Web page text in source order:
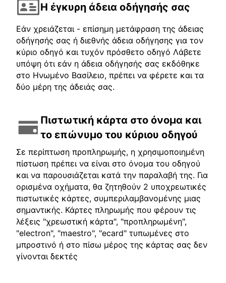
Η έγκυρη άδεια οδήγησής σας
Εάν χρειάζεται - επίσημη μετάφραση της άδειας
οδήγησής σας ή διεθνής άδεια οδήγησης για τον
κύριο οδηγό και τυχόν πρόσθετο οδηγό Λάβετε
υπόψη ότι εάν η άδεια οδήγησής σας εκδόθηκε
στο Ηνωμένο Βασίλειο, πρέπει να φέρετε και τα
δύο μέρη της άδειάς σας.
Πιστωτική κάρτα στο όνομα και
το επώνυμο του κύριου οδηγού
Σε περίπτωση προπληρωμής, η χρησιμοποιημένη
πίστωση πρέπει να είναι στο όνομα του οδηγού
και να παρουσιάζεται κατά την παραλαβή της. Για
ορισμένα οχήματα, θα ζητηθούν 2 υποχρεωτικές
πιστωτικές κάρτες, συμπεριλαμβανομένης μιας
σημαντικής. Κάρτες πληρωμής που φέρουν τις
λέξεις "χρεωστική κάρτα", "προπληρωμένη",
"electron", "maestro", "ecard" τυπωμένες στο
μπροστινό ή στο πίσω μέρος της κάρτας σας δεν
γίνονται δεκτές